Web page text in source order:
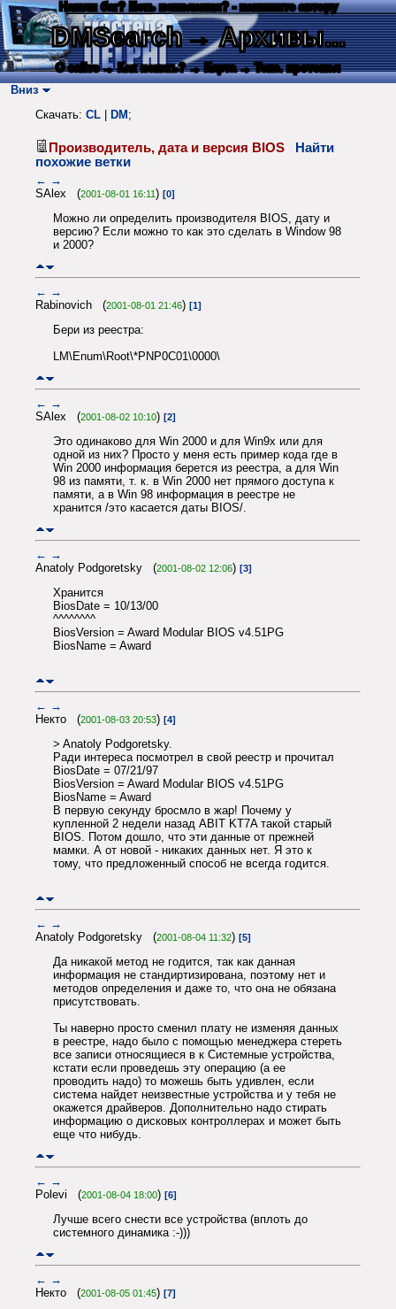
Нашли баг? Есть пожелания? - напишите автору
DMSearch→ Архивы...
О сайте → Как искать? → Карта → Текс. протокол
Вниз
Скачать: CL DM ;
Производитель, дата и версия BIOS
Найти
похожие ветки
← →
SAlex (2001-08-01 16:11) [0]
Можно ли определить производителя BIOS, дату и
версию? Если можно то как это сделать в Window 98
и 2000?
← →
Rabinovich (2001-08-01 21:46) [1]
Бери из реестра:
LM\Enum\Root\*PNP0C01\0000\
← →
SAlex (2001-08-02 10:10) [2]
Это одинаково для Win 2000 и для Win9x или для
одной из них? Просто у меня есть пример кода где в
Win 2000 информация берется из реестра, а для Win
98 из памяти, т. к. в Win 2000 нет прямого доступа к
памяти, а в Win 98 информация в реестре не
хранится /это касается даты BIOS/.
← →
Anatoly Podgoretsky (2001-08-02 12:06) [3]
Хранится
BiosDate = 10/13/00
^^^^^^^^
BiosVersion = Award Modular BIOS v4.51PG
BiosName = Award
← →
Некто (2001-08-03 20:53) [4]
> Anatoly Podgoretsky.
Ради интереса посмотрел в свой реестр и прочитал
BiosDate = 07/21/97
BiosVersion = Award Modular BIOS v4.51PG
BiosName = Award
В первую секунду бросмло в жар! Почему у
купленной 2 недели назад ABIT KT7A такой старый
BIOS. Потом дошло, что эти данные от прежней
мамки. А от новой - никаких данных нет. Я это к
тому, что предложенный способ не всегда годится.
← →
Anatoly Podgoretsky (2001-08-04 11:32) [5]
Да никакой метод не годится, так как данная
информация не стандиртизирована, поэтому нет и
методов определения и даже то, что она не обязана
присутствовать.
Ты наверно просто сменил плату не изменяя данных
в реестре, надо было с помощью менеджера стереть
все записи относящиеся в к Системные устройства,
кстати если проведешь эту операцию (а ее
проводить надо) то можешь быть удивлен, если
система найдет неизвестные устройства и у тебя не
окажется драйверов. Дополнительно надо стирать
информацию о дисковых контроллерах и может быть
еще что нибудь.
← →
Polevi (2001-08-04 18:00) [6]
Лучше всего снести все устройства (вплоть до
системного динамика :-)))
← →
Некто (2001-08-05 01:45) [7]